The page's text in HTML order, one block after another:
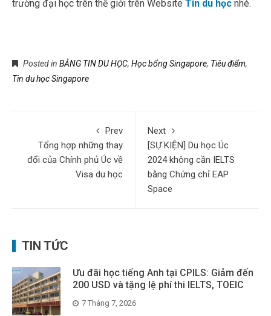
đổi của Chính phủ Úc về
Visa du học
2024 không cần IELTS
bằng Chứng chỉ EAP
Space
7 Tháng 7, 2026
Học bổng chương trình tích hợp toàn phần